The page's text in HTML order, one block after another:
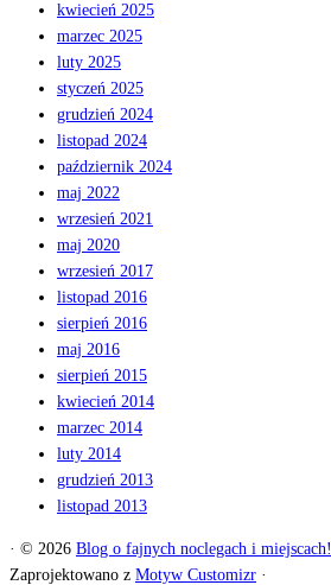
kwiecień 2025
marzec 2025
luty 2025
styczeń 2025
grudzień 2024
listopad 2024
październik 2024
maj 2022
wrzesień 2021
maj 2020
wrzesień 2017
listopad 2016
sierpień 2016
maj 2016
sierpień 2015
kwiecień 2014
marzec 2014
luty 2014
grudzień 2013
listopad 2013
· © 2026 Blog o fajnych noclegach i miejscach!
Zaprojektowano z Motyw Customizr ·